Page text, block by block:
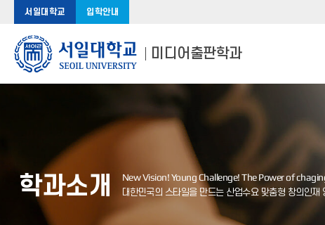
서일대학교 입학안내
미디어출판학과
학과소개